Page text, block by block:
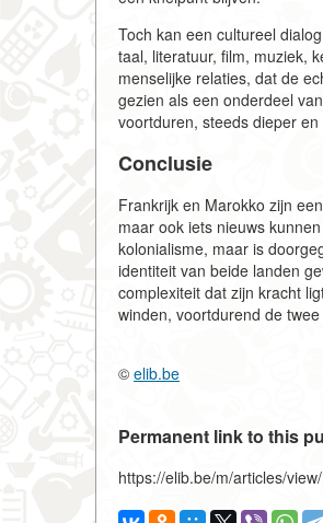
Toch kan een cultureel
taal, literatuur, film, muziek,
menselijke relaties, dat de
gezien als een onderdeel
voortduren, steeds dieper
Conclusie
Frankrijk en Marokko zijn
maar ook iets nieuws
kolonialisme, maar is
identiteit van beide landen
complexiteit dat zijn kracht
winden, voortdurend de
© elib.be
Permanent link to this
https://elib.be/m/articles/